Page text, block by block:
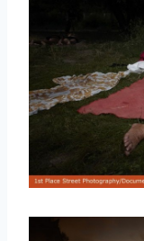
取消